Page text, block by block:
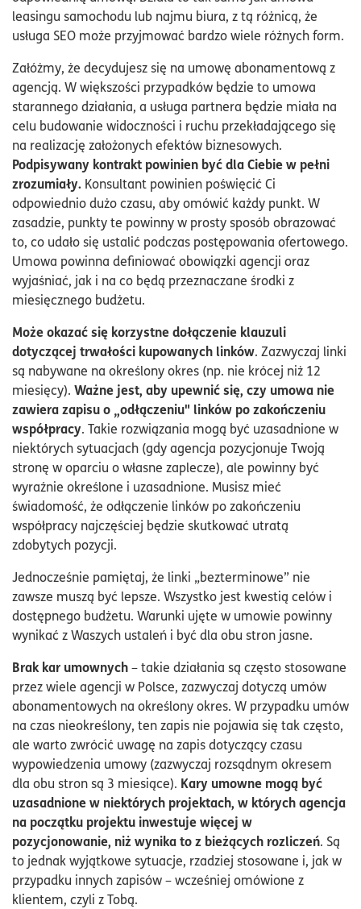
leasingu samochodu lub najmu biura, z tą różnicą, że
usługa SEO może przyjmować bardzo wiele różnych form.
Załóżmy, że decydujesz się na umowę abonamentową z
agencją. W większości przypadków będzie to umowa
starannego działania, a usługa partnera będzie miała na
celu budowanie widoczności i ruchu przekładającego się
na realizację założonych efektów biznesowych.
Podpisywany kontrakt powinien być dla Ciebie w pełni
zrozumiały. Konsultant powinien poświęcić Ci
odpowiednio dużo czasu, aby omówić każdy punkt. W
zasadzie, punkty te powinny w prosty sposób obrazować
to, co udało się ustalić podczas postępowania ofertowego.
Umowa powinna definiować obowiązki agencji oraz
wyjaśniać, jak i na co będą przeznaczane środki z
miesięcznego budżetu.
Może okazać się korzystne dołączenie klauzuli
dotyczącej trwałości kupowanych linków. Zazwyczaj linki
są nabywane na określony okres (np. nie krócej niż 12
miesięcy). Ważne jest, aby upewnić się, czy umowa nie
zawiera zapisu o „odłączeniu" linków po zakończeniu
współpracy. Takie rozwiązania mogą być uzasadnione w
niektórych sytuacjach (gdy agencja pozycjonuje Twoją
stronę w oparciu o własne zaplecze), ale powinny być
wyraźnie określone i uzasadnione. Musisz mieć
świadomość, że odłączenie linków po zakończeniu
współpracy najczęściej będzie skutkować utratą
zdobytych pozycji.
Jednocześnie pamiętaj, że linki „bezterminowe” nie
zawsze muszą być lepsze. Wszystko jest kwestią celów i
dostępnego budżetu. Warunki ujęte w umowie powinny
wynikać z Waszych ustaleń i być dla obu stron jasne.
Brak kar umownych– takie działania są często stosowane
przez wiele agencji w Polsce, zazwyczaj dotyczą umów
abonamentowych na określony okres. W przypadku umów
na czas nieokreślony, ten zapis nie pojawia się tak często,
ale warto zwrócić uwagę na zapis dotyczący czasu
wypowiedzenia umowy (zazwyczaj rozsądnym okresem
dla obu stron są 3 miesiące). Kary umowne mogą być
uzasadnione w niektórych projektach, w których agencja
na początku projektu inwestuje więcej w
pozycjonowanie, niż wynika to z bieżących rozliczeń. Są
to jednak wyjątkowe sytuacje, rzadziej stosowane i, jak w
przypadku innych zapisów – wcześniej omówione z
klientem, czyli z Tobą.